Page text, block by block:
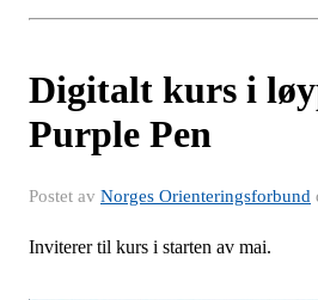
Digitalt kurs i
Purple Pen
Postet av Norges Orienteringsforbund
Inviterer til kurs i starten av mai.